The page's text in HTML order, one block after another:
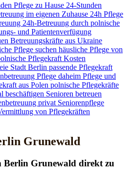
Pflege zu Hause 24-Stunden
im eigenen Zuhause 24h Pflege
24h-Betreuung durch polnische
und Patientenverfügung
Betreuungskräfte aus Ukraine
Pflege suchen häusliche Pflege von
Pflegekraft Kosten
Stadt Berlin passende Pflegekraft
Pflege daheim Pflege und
aus Polen polnische Pflegekräfte
beschäftigen Senioren betreuen
privat Seniorenpflege
von Pflegekräften
Grunewald
Berlin Grunewald direkt zu